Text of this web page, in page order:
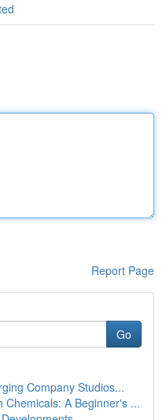
Report Page
Go
Company Studios...
Chemicals: A Beginner's ...